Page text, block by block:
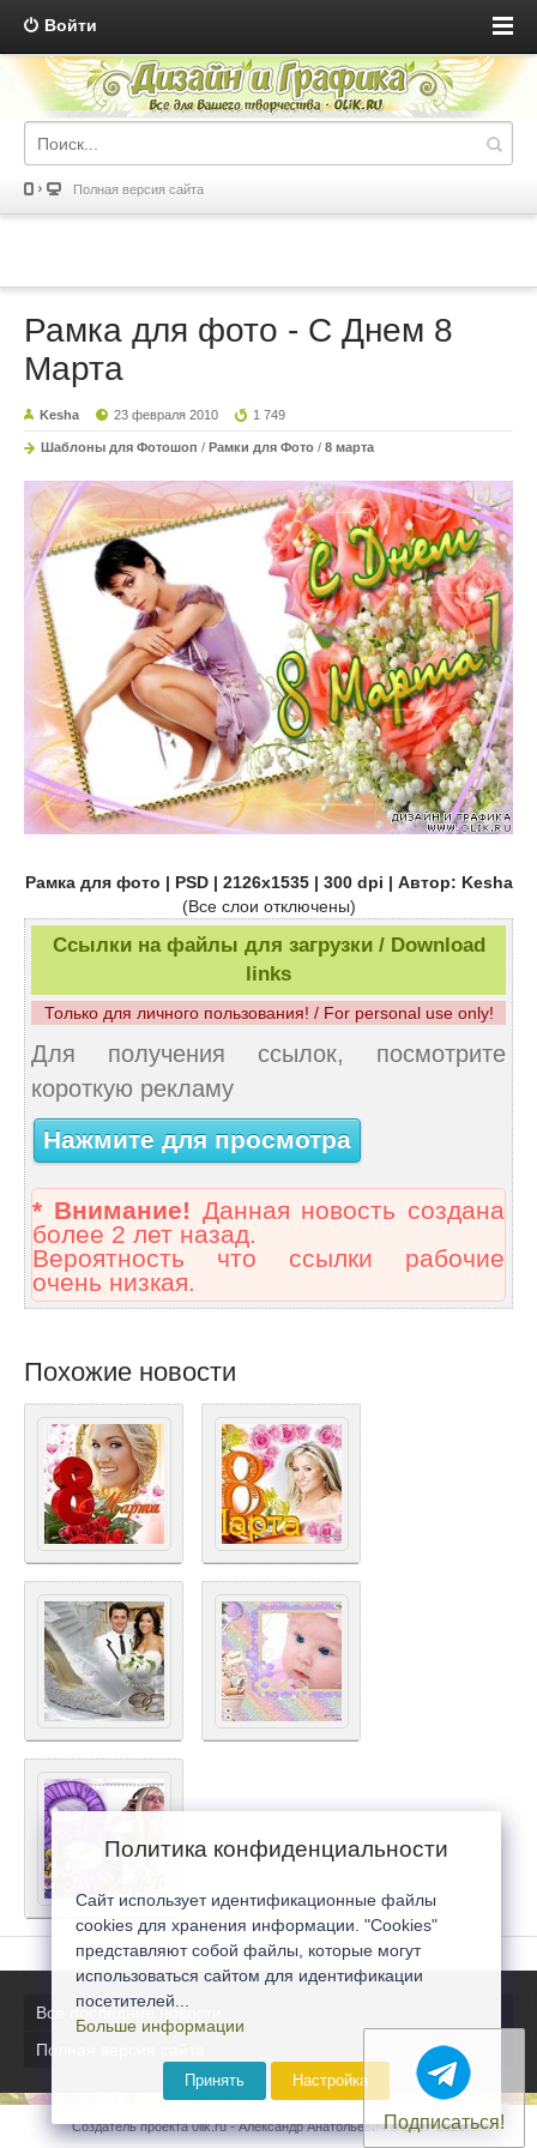
Войти
Полная версия сайта
Рамка для фото - С Днем 8
Марта
Kesha 23 февраля 2010 1 749
Шаблоны для Фотошоп / Рамки для Фото / 8 марта
Рамка для фото | PSD | 2126x1535 | 300 dpi | Автор: Kesha
(Все слои отключены)
Ссылки на файлы для загрузки / Download
links
Только для личного пользования! / For personal use only!
Для получения ссылок, посмотрите
короткую рекламу
Нажмите для просмотра
* Внимание! Данная новость создана
более 2 лет назад.
Вероятность что ссылки рабочие
очень низкая.
Похожие новости
Все последние новости
Полная версия сайта
Создатель проекта 0lik.ru - Александр Анатольевич © 2007-2026
Подписаться!
Политика конфиденциальности
Сайт использует идентификационные файлы
cookies для хранения информации. "Cookies"
представляют собой файлы, которые могут
использоваться сайтом для идентификации
посетителей...
Больше информации
Принять Настройка